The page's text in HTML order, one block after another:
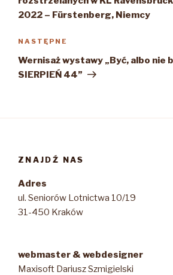
2022 – Fürstenberg, Niemcy
Następny
wpis
NASTĘPNE
Wernisaż wystawy „Być, albo nie
SIERPIEŃ 44”
ZNAJDŹ NAS
Adres
ul. Seniorów Lotnictwa 10/19
31-450 Kraków
webmaster & webdesigner
Maxisoft Dariusz Szmigielski